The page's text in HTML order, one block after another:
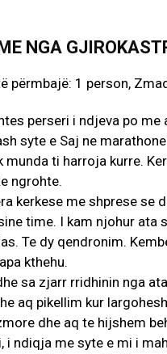
NGA
perseri i ndjeva po me
syte e Saj ne
munda ti harroja kurre.
ngrohte.
kerkese me shprese se
time. I kam njohur ata
Te dy qendronim.
kthehu.
sa zjarr rridhinin nga
aq pikellim kur
dhe aq te hijshem
i ndiqja me syte e mi i